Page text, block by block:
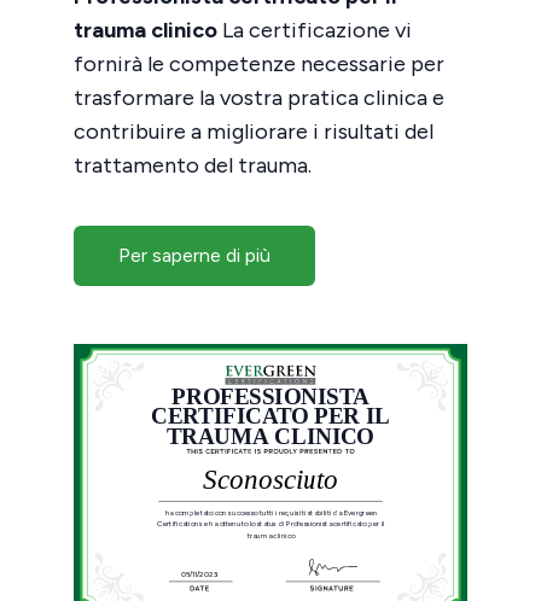
trauma clinico La certificazione vi
fornirà le competenze necessarie per
trasformare la vostra pratica clinica e
contribuire a migliorare i risultati del
trattamento del trauma.
Per saperne di più
ha completato con successo tutti i requisiti stabiliti da Evergreen
Certifications e ha ottenuto lo status di Professionista certificato per il
trauma clinico
08/11/2023
PROFESSIONISTA
CERTIFICATO PER IL
TRAUMA CLINICO
Sconosciuto